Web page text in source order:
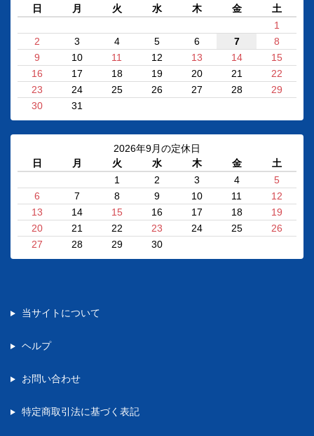
日
月 火 水 木 金
土
1
2
3 4 5 6 7
8
9
10 11 12 13 14
15
16
17 18 19 20 21
22
23
24 25 26 27 28
29
30
31
2026年9月の定休日
日
月 火 水 木 金
土
1
2 3 4
5
6
7 8 9 10 11
12
13
14 15 16 17 18
19
20
21 22 23 24 25
26
27
28 29 30
当サイトについて
ヘルプ
お問い合わせ
特定商取引法に基づく表記